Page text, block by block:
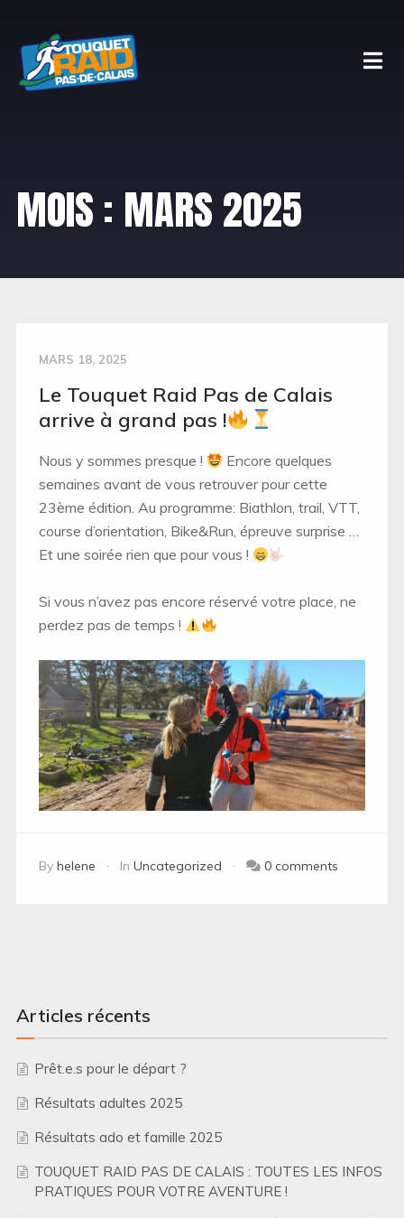
MOIS : MARS 2025
MARS 18, 2025
Le Touquet Raid Pas de Calais
arrive à grand pas !
Nous y sommes presque !
Encore quelques
semaines avant de vous retrouver pour cette
23ème édition. Au programme: Biathlon, trail, VTT,
course d’orientation, Bike&Run, épreuve surprise …
Et une soirée rien que pour vous !
Si vous n’avez pas encore réservé votre place, ne
perdez pas de temps !
By helene In Uncategorized 0 comments
Articles récents
Prêt.e.s pour le départ ?
Résultats adultes 2025
Résultats ado et famille 2025
TOUQUET RAID PAS DE CALAIS : TOUTES LES INFOS
PRATIQUES POUR VOTRE AVENTURE !